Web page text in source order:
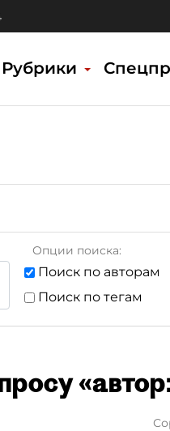
Рубрики
Опции поиска:
Поиск по авторам
Поиск по тегам